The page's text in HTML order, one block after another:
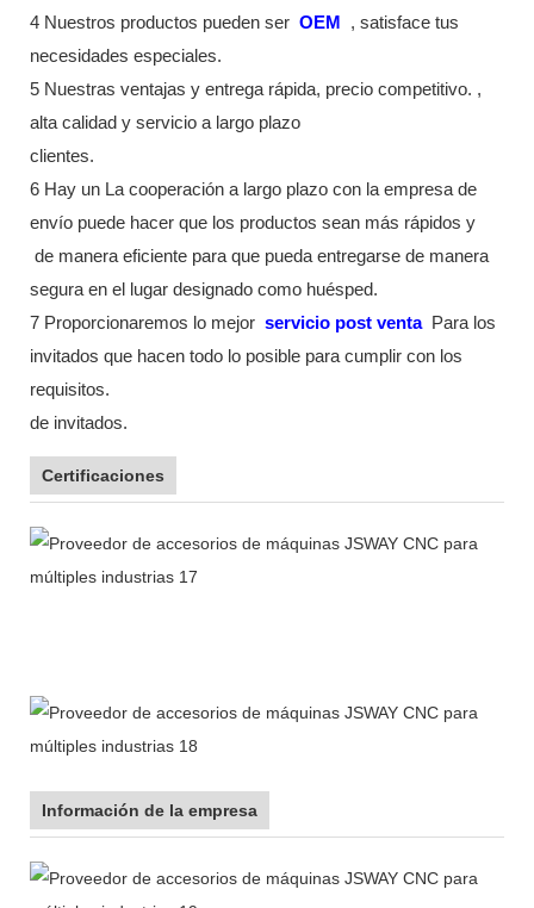
4 Nuestros productos pueden ser OEM
, satisface tus
necesidades especiales.
5 Nuestras ventajas y entrega rápida, precio competitivo. ,
alta calidad y servicio a largo plazo
clientes.
6 Hay un La cooperación a largo plazo con la empresa de
envío puede hacer que los productos sean más rápidos y
de manera eficiente para que pueda entregarse de manera
segura en el lugar designado como huésped.
7 Proporcionaremos lo mejor servicio post venta Para los
invitados que hacen todo lo posible para cumplir con los
requisitos.
de invitados.
Certificaciones
Información de la empresa